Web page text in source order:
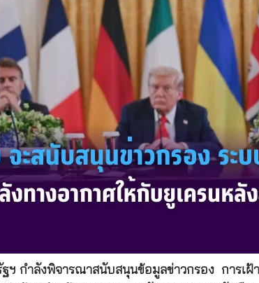
ฯ กำลังพิจารณาสนับสนุนข้อมูลข่าวกรอง การเฝ้